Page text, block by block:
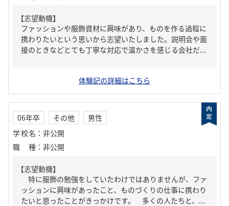
【志望動機】
ファッションや服飾資材に興味があり、ものを作る過程に
携わりたいという思いから志望いたしました。説明会や面
接のときなどとても丁寧な対応で温かさを感じる会社だ...
体験記の詳細はこちら
06年卒 その他
男性
学校名 ： 非公開
職種 ： 非公開
【志望動機】
特に服飾の勉強をしていたわけではありませんが、ファ
ッションに興味があったこと、ものづくりの仕事に携わり
たいと思ったことがきっかけです。 多くの人たちと、...